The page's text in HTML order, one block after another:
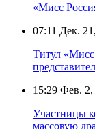
«Мисс
07:11 Дек.
Титул «Мисс
15:29 Фев. 2,
Участницы
массовую